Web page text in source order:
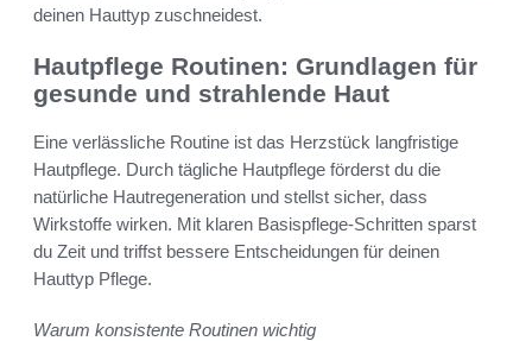
deinen Hauttyp zuschneidest.
Hautpflege Routinen: Grundlagen für
gesunde und strahlende Haut
Eine verlässliche Routine ist das Herzstück langfristige
Hautpflege. Durch tägliche Hautpflege förderst du die
natürliche Hautregeneration und stellst sicher, dass
Wirkstoffe wirken. Mit klaren Basispflege-Schritten sparst
du Zeit und triffst bessere Entscheidungen für deinen
Hauttyp Pflege.
Warum konsistente Routinen wichtig